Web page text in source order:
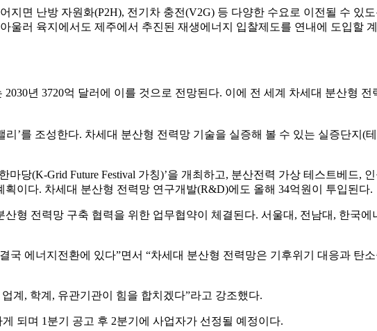
면 난방 자원화(P2H), 전기차 충전(V2G) 등 다양한 수요로 이전될 수 있
울러 육지에서도 제주에서 추진된 재생에너지 입찰제도를 연내에 도입할
년 3720억 달러에 이를 것으로 전망된다. 이에 전 세계 차세대 분산형 전
’를 조성한다. 차세대 분산형 전력망 기술을 실증해 볼 수 있는 실증단지(
당(K-Grid Future Festival 가칭)’을 개최하고, 분산전력 가상 테스트베드,
이다. 차세대 분산형 전력망 연구개발(R&D)에도 올해 34억원이 투입된다.
형 전력망 구축 협력을 위한 업무협약이 체결된다. 서울대, 전남대, 한국에
에너지전환에 있다”면서 “차세대 분산형 전력망은 기후위기 대응과 탄
계, 학계, 유관기관이 힘을 합치겠다”라고 강조했다.
되며 1분기 공고 후 2분기에 사업자가 선정될 예정이다.